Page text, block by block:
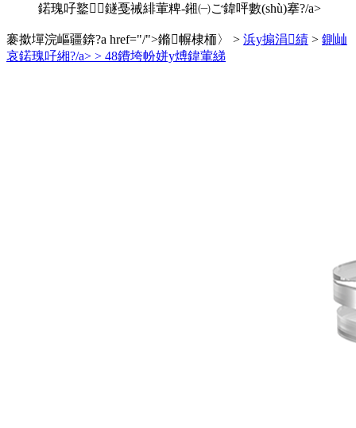
鍩瑰吇鐜鐩戞祴緋葷粺-鎺㈠ご鍏呯數(shù)搴?/a>
褰撳墠浣嶇疆錛?a href="/">鏅幈棣栭〉 > 浜у搧涓績 > 鍘屾
哀鍩瑰吇緗?/a> > 48鐨垮帉姘у煿鍏葷綈